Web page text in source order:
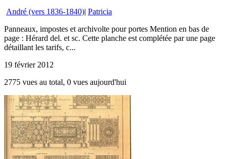
André (vers 1836-1840)| Patricia
Panneaux, impostes et archivolte pour portes Mention en bas de
page : Hérard del. et sc. Cette planche est complétée par une page
détaillant les tarifs, c...
19 février 2012
2775 vues au total, 0 vues aujourd'hui